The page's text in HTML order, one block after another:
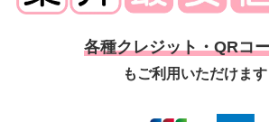
各種クレジット・QRコ
もご利用いただけます